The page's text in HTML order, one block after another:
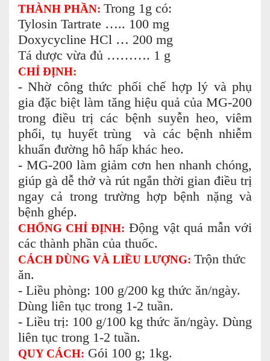
THÀNH PHẦN: Trong 1g có:
Tylosin Tartrate ….. 100 mg
Doxycycline HCl … 200 mg
Tá dược vừa đủ ………. 1 g
CHỈ ĐỊNH:
- Nhờ công thức phối chế hợp lý và phụ
gia đặc biệt làm tăng hiệu quả của MG-200
trong điều trị các bệnh suyễn heo, viêm
phổi, tụ huyết trùng và các bệnh nhiễm
khuẩn đường hô hấp khác heo.
- MG-200 làm giảm cơn hen nhanh chóng,
giúp gà dễ thở và rút ngắn thời gian điều trị
ngay cả trong trường hợp bệnh nặng và
bệnh ghép.
CHỐNG CHỈ ĐỊNH: Động vật quá mẫn với
các thành phần của thuốc.
CÁCH DÙNG VÀ LIỀU LƯỢNG: Trộn thức
ăn.
- Liều phòng: 100 g/200 kg thức ăn/ngày.
Dùng liên tục trong 1-2 tuần.
- Liều trị: 100 g/100 kg thức ăn/ngày. Dùng
liên tục trong 1-2 tuần.
QUY CÁCH: Gói 100 g; 1kg.